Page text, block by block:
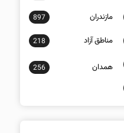
مازندران 897
مناطق آزاد 218
همدان 256